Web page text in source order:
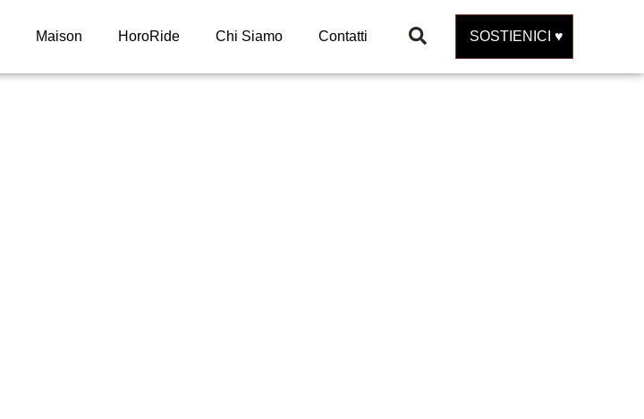
Maison HoroRide Chi Siamo Contatti SOSTIENICI ♥️